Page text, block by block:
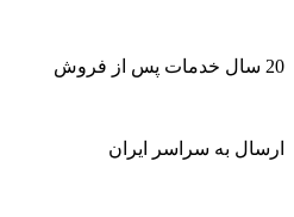
20 سال خدمات پس از فروش
ارسال به سراسر ایران